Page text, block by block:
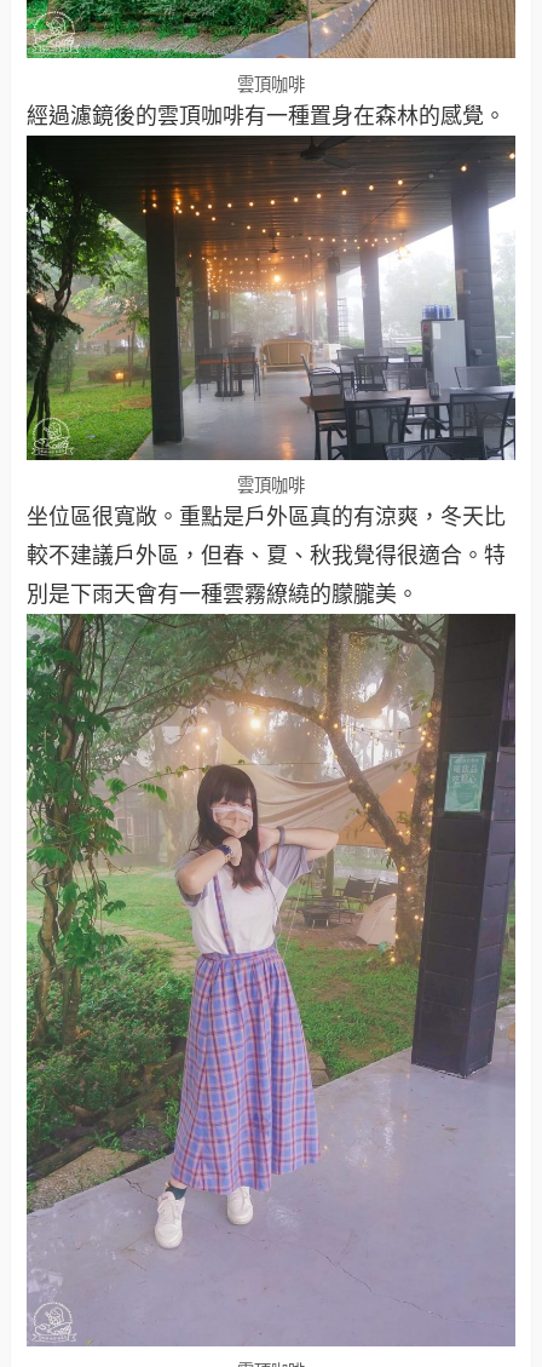
雲頂咖啡
經過濾鏡後的雲頂咖啡有一種置身在森林的感覺。
雲頂咖啡
坐位區很寬敞。重點是戶外區真的有涼爽，冬天比
較不建議戶外區，但春、夏、秋我覺得很適合。特
別是下雨天會有一種雲霧繚繞的朦朧美。